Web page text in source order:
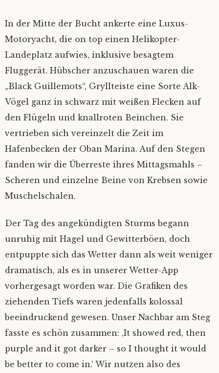
In der Mitte der Bucht ankerte eine Luxus-
Motoryacht, die on top einen Helikopter-
Landeplatz aufwies, inklusive besagtem
Fluggerät. Hübscher anzuschauen waren die
„Black Guillemots“, Gryllteiste eine Sorte Alk-
Vögel ganz in schwarz mit weißen Flecken auf
den Flügeln und knallroten Beinchen. Sie
vertrieben sich vereinzelt die Zeit im
Hafenbecken der Oban Marina. Auf den Stegen
fanden wir die Überreste ihres Mittagsmahls –
Scheren und einzelne Beine von Krebsen sowie
Muschelschalen.
Der Tag des angekündigten Sturms begann
unruhig mit Hagel und Gewitterböen, doch
entpuppte sich das Wetter dann als weit weniger
dramatisch, als es in unserer Wetter-App
vorhergesagt worden war. Die Grafiken des
ziehenden Tiefs waren jedenfalls kolossal
beeindruckend gewesen. Unser Nachbar am Steg
fasste es schön zusammen: ‚It showed red, then
purple and it got darker – so I thought it would
be better to come in.‘ Wir nutzen also des